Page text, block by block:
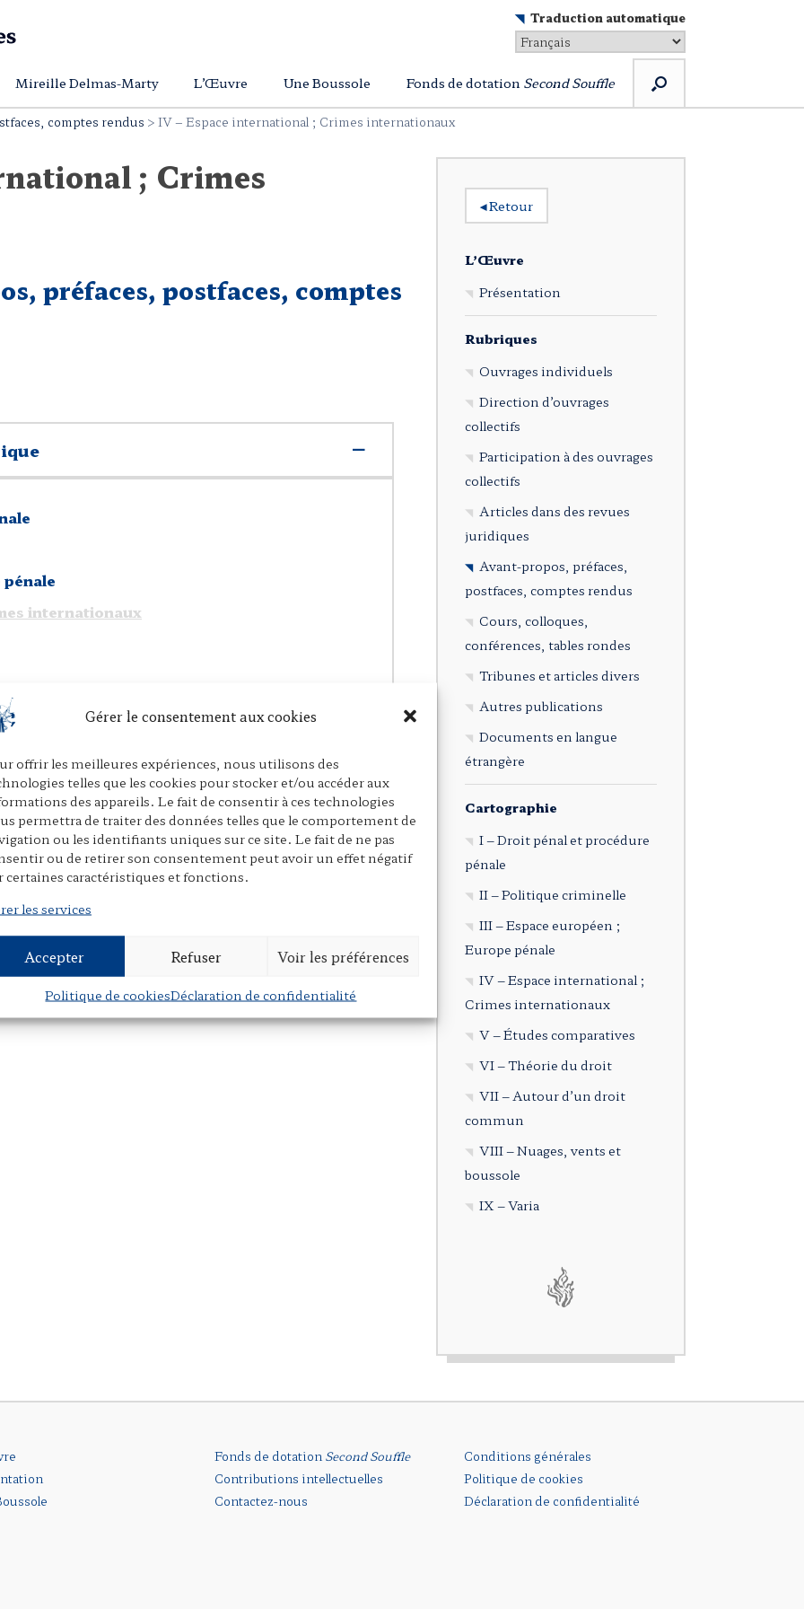
Gérer le consentement aux cookies
offrir les meilleures expériences, nous utilisons des
telles que les cookies pour stocker et/ou accéder aux
des appareils. Le fait de consentir à ces technologies
permettra de traiter des données telles que le comportement de
ou les identifiants uniques sur ce site. Le fait de ne pas
ou de retirer son consentement peut avoir un effet négatif
certaines caractéristiques et fonctions.
les services
Accepter Refuser Voir les préférences
Politique de cookiesDéclaration de confidentialité
Traduction automatique
Mireille Delmas-Marty L’Œuvre Une Boussole Fonds de dotation Second Souffle
comptes rendus > IV – Espace international ; Crimes internationaux
; Crimes
préfaces, postfaces, comptes
internationaux
P
r
i
n
t
E
m
a
i
l
P
a
t
g
e
r
◂Retour
L’Œuvre
Présentation
Rubriques
Ouvrages individuels
Direction d’ouvrages
collectifs
Participation à des ouvrages
collectifs
Articles dans des revues
juridiques
Avant-propos, préfaces,
postfaces, comptes rendus
Cours, colloques,
conférences, tables rondes
Tribunes et articles divers
Autres publications
Documents en langue
étrangère
Cartographie
I – Droit pénal et procédure
pénale
II – Politique criminelle
III – Espace européen ;
Europe pénale
IV – Espace international ;
Crimes internationaux
V – Études comparatives
VI – Théorie du droit
VII – Autour d’un droit
commun
VIII – Nuages, vents et
boussole
IX – Varia
Fonds de dotation Second Souffle
Contributions intellectuelles
Contactez-nous
Conditions générales
Politique de cookies
Déclaration de confidentialité